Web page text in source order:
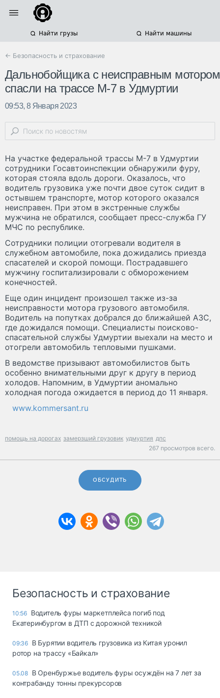
Найти грузы Найти машины
← Безопасность и страхование
Дальнобойщика с неисправным мотором
спасли на трассе М-7 в Удмуртии
09:53, 8 Января 2023
На участке федеральной трассы М-7 в Удмуртии
сотрудники Госавтоинспекции обнаружили фуру,
которая стояла вдоль дороги. Оказалось, что
водитель грузовика уже почти двое суток сидит в
остывшем транспорте, мотор которого оказался
неисправен. При этом в экстренные службы
мужчина не обратился, сообщает пресс-служба ГУ
МЧС по республике.
Сотрудники полиции отогревали водителя в
служебном автомобиле, пока дожидались приезда
спасателей и скорой помощи. Пострадавшего
мужчину госпитализировали с обморожением
конечностей.
Еще один инцидент произошел также из-за
неисправности мотора грузового автомобиля.
Водитель на попутках добрался до ближайшей АЗС,
где дожидался помощи. Специалисты поисково-
спасательной службы Удмуртии выехали на место и
отогрели автомобиль тепловыми пушками.
В ведомстве призывают автомобилистов быть
особенно внимательными друг к другу в период
холодов. Напомним, в Удмуртии аномально
холодная погода ожидается в период до 11 января.
www.kommersant.ru
помощь на дорогах замерзший грузовик удмуртия дпс
267 просмотров всего.
ОБСУДИТЬ
Безопасность и страхование
10:56 Водитель фуры маркетплейса погиб под
Екатеринбургом в ДТП с дорожной техникой
09:36 В Бурятии водитель грузовика из Китая уронил
ротор на трассу «Байкал»
05.08 В Оренбуржье водитель фуры осуждён на 7 лет за
контрабанду тонны прекурсоров